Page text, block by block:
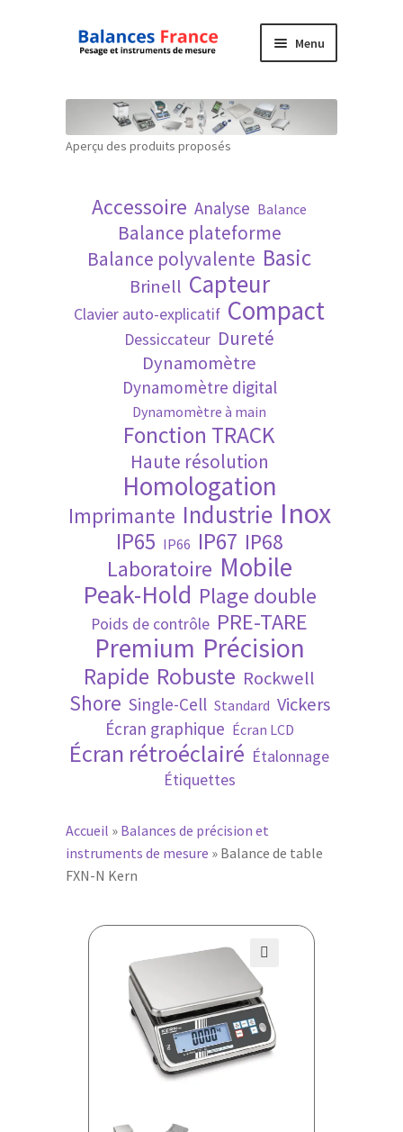
Aller
navigation
Aller
Menu
Mon compte
Politique de confidentialité
Politique en matière de remboursements et
Recherche avancée
Technique
Validation de la commande
Aperçu des produits proposés
Accessoire Analyse Balance
Balance plateforme
Balance polyvalente Basic
Brinell Capteur
Clavier auto-explicatif Compact
Dessiccateur Dureté
Dynamomètre
Dynamomètre digital
Dynamomètre à main
Fonction TRACK
Haute résolution
Homologation
Imprimante Industrie Inox
IP65 IP66 IP67 IP68
Laboratoire Mobile
Peak-Hold Plage double
Poids de contrôle PRE-TARE
Premium Précision
Rapide Robuste Rockwell
Shore Single-Cell Standard Vickers
Écran graphique Écran LCD
Écran rétroéclairé Étalonnage
Étiquettes
Accueil » Balances de précision et
instruments de mesure » Balance de table
FXN-N Kern
🔍